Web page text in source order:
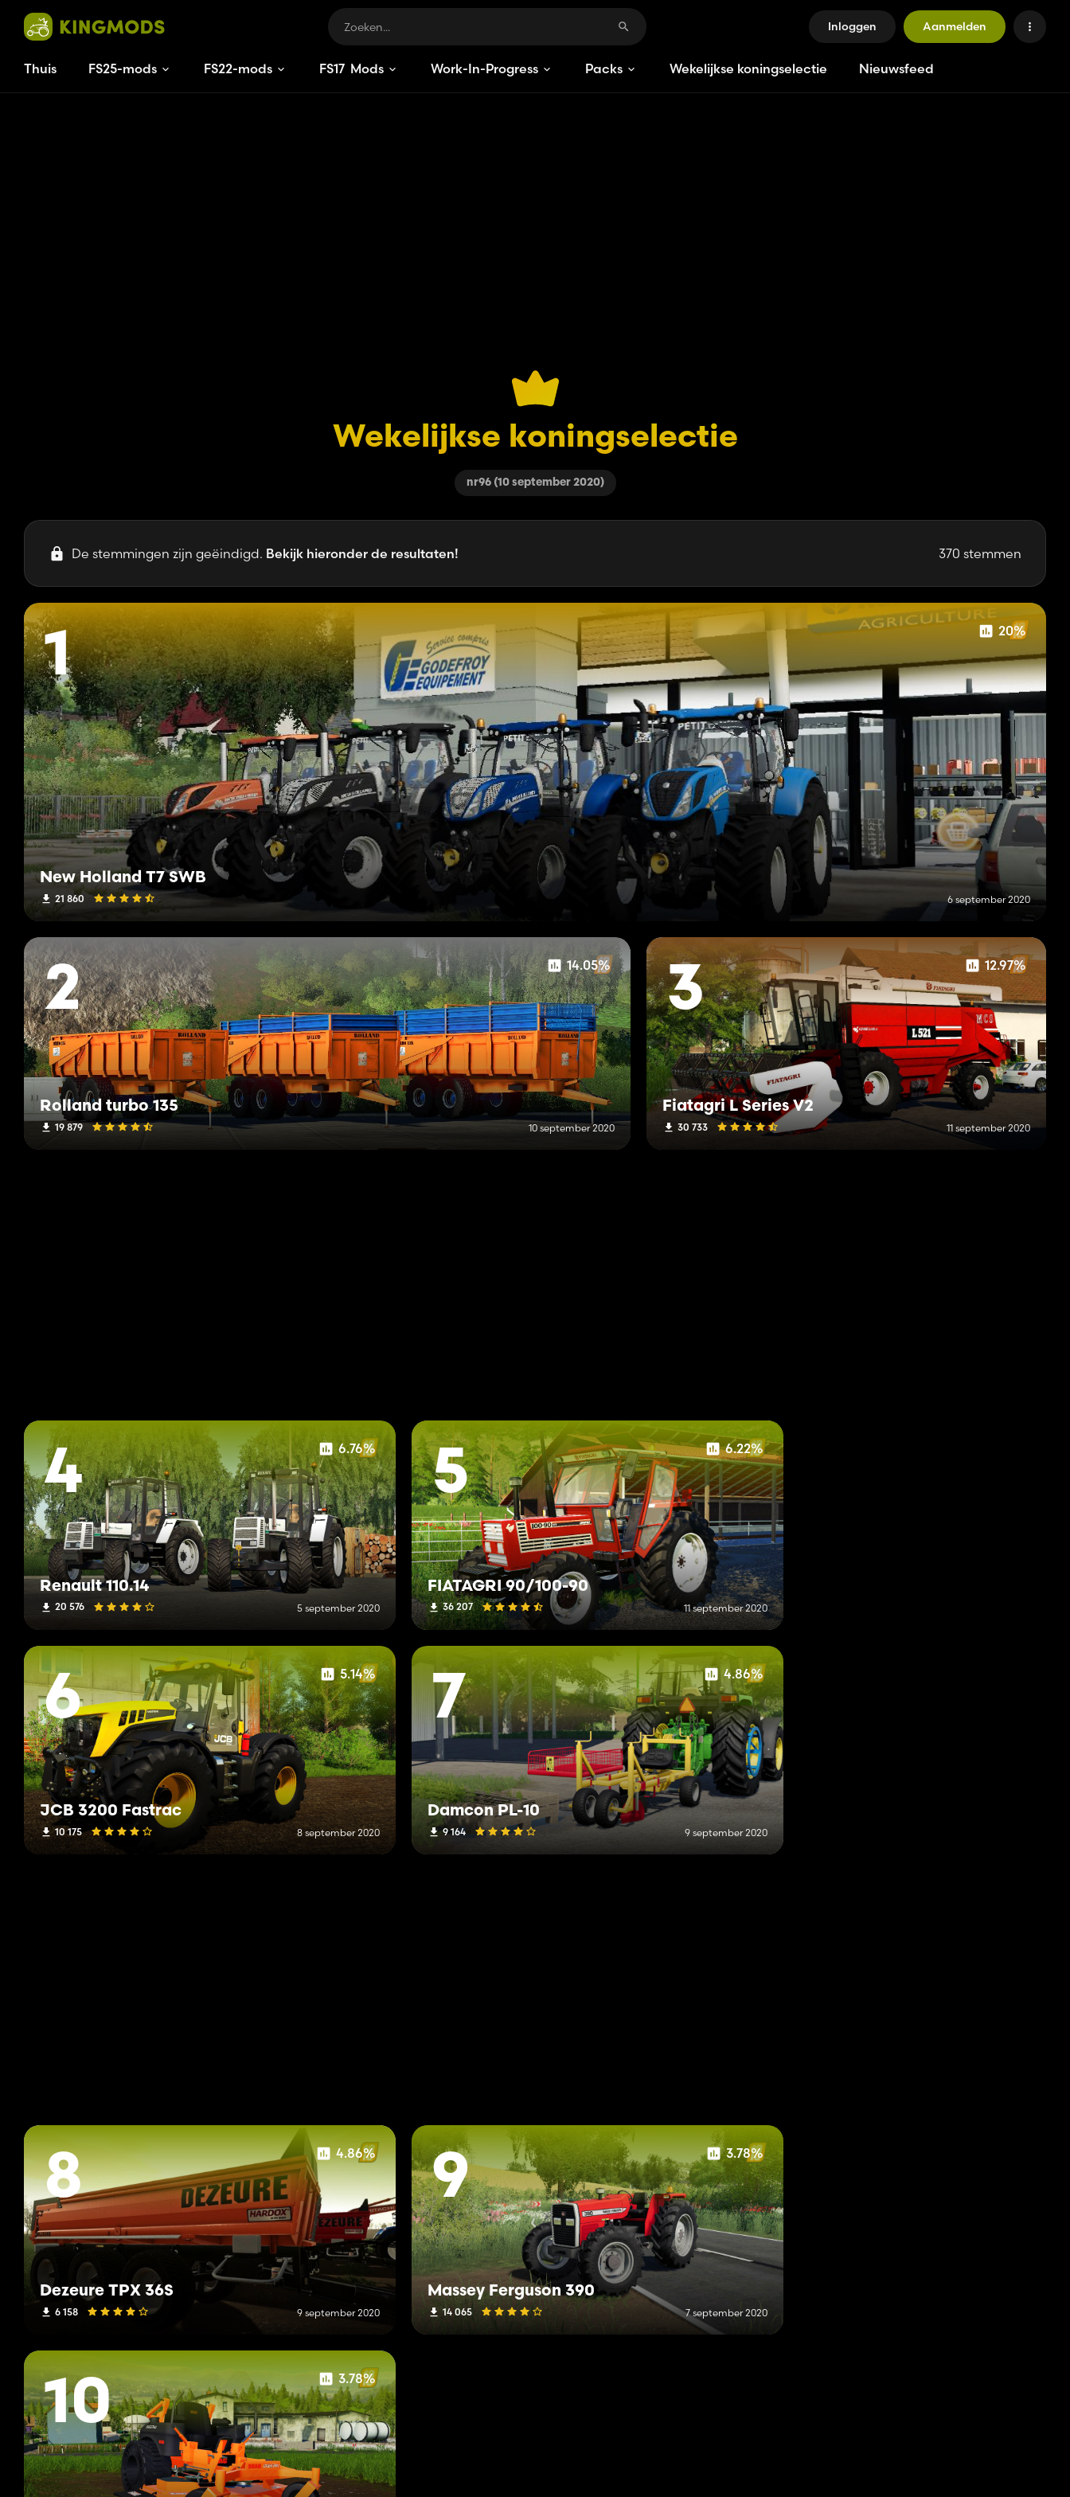
Inloggen Aanmelden
Thuis FS25-mods FS22-mods FS17 Mods Work-In-Progress Packs Wekelijkse koningselectie Nieuwsfeed
Wekelijkse koningselectie
nr96 (10 september 2020)
De stemmingen zijn geëindigd. Bekijk hieronder de resultaten! 370 stemmen
1 20%
New Holland T7 SWB
21 860 6 september 2020
2 14.05%
Rolland turbo 135
19 879 10 september 2020
3 12.97%
Fiatagri L Series V2
30 733 11 september 2020
4 6.76%
Renault 110.14
20 576 5 september 2020
5 6.22%
FIATAGRI 90/100-90
36 207 11 september 2020
6 5.14%
JCB 3200 Fastrac
10 175 8 september 2020
7 4.86%
Damcon PL-10
9 164 9 september 2020
8 4.86%
Dezeure TPX 36S
6 158 9 september 2020
9 3.78%
Massey Ferguson 390
14 065 7 september 2020
10 3.78%